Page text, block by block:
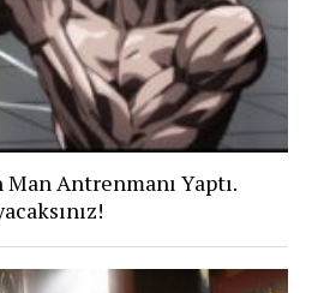
Antrenmanı Yaptı.